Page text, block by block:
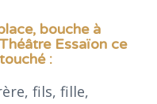
bouche à
Essaïon ce
:
fils, fille,